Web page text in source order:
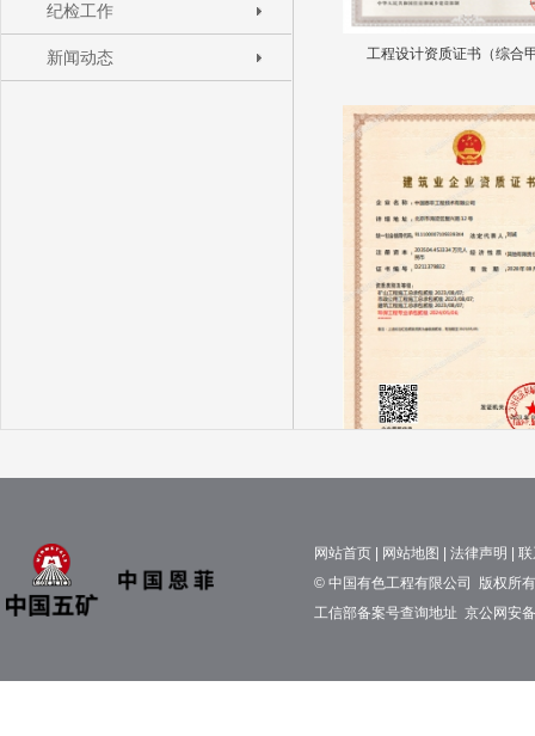
纪检工作
新闻动态 工程设计资质证书（综合
市政公用工程、矿山工程、建
网站首页 网站地图 法律声明
© 中国有色工程有限公司 版权所
工信部备案号查询地址 京公网安